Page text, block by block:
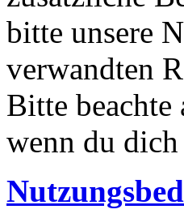
bitte unsere
verwandten
Bitte
wenn du